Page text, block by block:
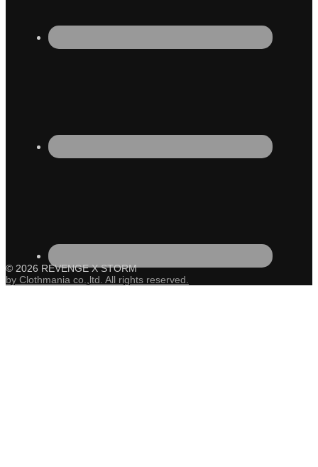
© 2026 REVENGE X STORM
by Clothmania co.,ltd. All rights reserved.